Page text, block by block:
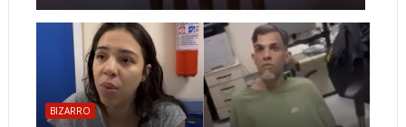
BIZARRO